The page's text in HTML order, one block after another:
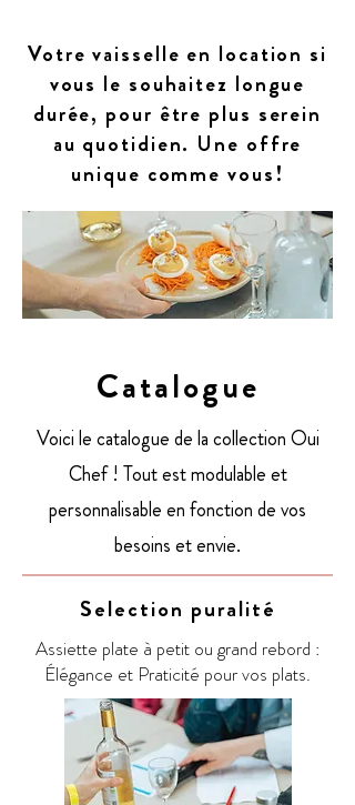
Votre vaisselle en location si
vous le souhaitez longue
durée, pour être plus serein
au quotidien. Une offre
unique comme vous!
Catalogue
Voici le catalogue de la collection Oui
Chef ! Tout est modulable et
personnalisable en fonction de vos
besoins et envie.
Selection puralité
Assiette plate à petit ou grand rebord :
Élégance et Praticité pour vos plats.